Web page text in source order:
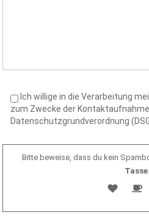
Ich willige in die Verarbeitung
zum Zwecke der
Datenschutzgrundverordnung
Bitte beweise, dass du kein
Tasse.